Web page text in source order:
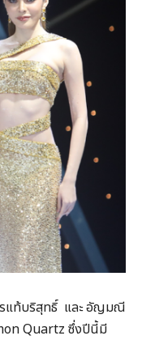
รแท้บริสุทธิ์ และ อัญมณี
Quartz ซึ่งปีนี้มี